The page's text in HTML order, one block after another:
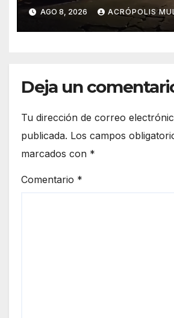
AGO 8, 2026 ACRÓPOLIS
Deja un
Tu dirección de correo
publicada. Los campos
marcados con *
Comentario *